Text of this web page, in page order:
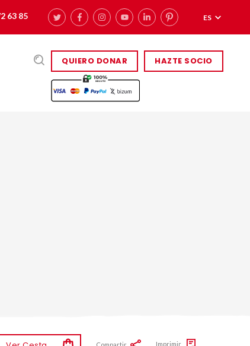
63 85 ES
QUIERO DONAR HAZTE SOCIO
Compartir Imprimir